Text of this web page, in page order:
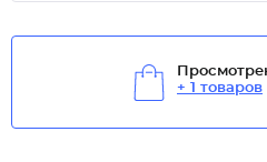
+ 1 товаров